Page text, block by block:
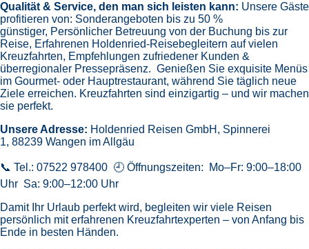
Qualität & Service, den man sich leisten kann: Unsere Gäste
profitieren von: Sonderangeboten bis zu 50 %
günstiger, Persönlicher Betreuung von der Buchung bis zur
Reise, Erfahrenen Holdenried-Reisebegleitern auf vielen
Kreuzfahrten, Empfehlungen zufriedener Kunden &
überregionaler Pressepräsenz. Genießen Sie exquisite Menüs
im Gourmet- oder Hauptrestaurant, während Sie täglich neue
Ziele erreichen. Kreuzfahrten sind einzigartig – und wir machen
sie perfekt.
Unsere Adresse: Holdenried Reisen GmbH, Spinnerei
1, 88239 Wangen im Allgäu
📞 Tel.: 07522 978400 🕘 Öffnungszeiten: Mo–Fr: 9:00–18:00
Uhr Sa: 9:00–12:00 Uhr
Damit Ihr Urlaub perfekt wird, begleiten wir viele Reisen
persönlich mit erfahrenen Kreuzfahrtexperten – von Anfang bis
Ende in besten Händen.